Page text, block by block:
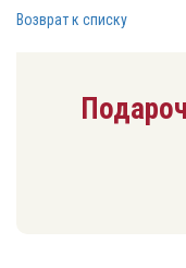
Возврат к списку